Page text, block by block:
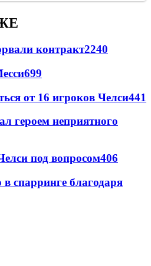
контракт2240
699
от 16 игроков Челси441
героем неприятного
под вопросом406
спарринге благодаря